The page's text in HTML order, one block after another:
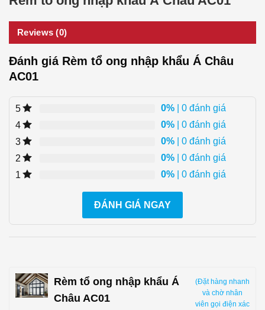
Reviews (0)
Đánh giá Rèm tổ ong nhập khẩu Á Châu
AC01
5 0% | 0 đánh giá
4
0% | 0 đánh giá
3
0% | 0 đánh giá
2
0% | 0 đánh giá
1
0% | 0 đánh giá
ĐÁNH GIÁ NGAY
Rèm tổ ong nhập khẩu Á
Châu AC01
(Đặt hàng nhanh
và chờ nhân
viên gọi điện xác